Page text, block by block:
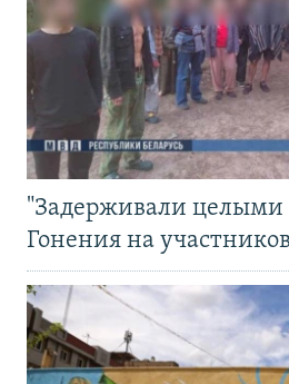
"Задерживали целыми
Гонения на